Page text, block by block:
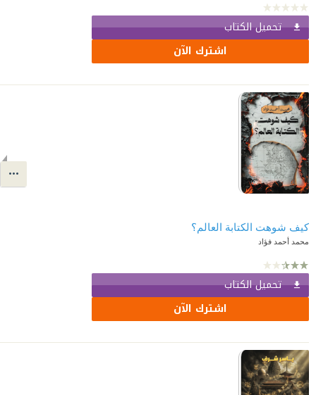
تحميل الكتاب
اشترك الآن
كيف شوهت الكتابة العالم؟
محمد أحمد فؤاد
تحميل الكتاب
اشترك الآن